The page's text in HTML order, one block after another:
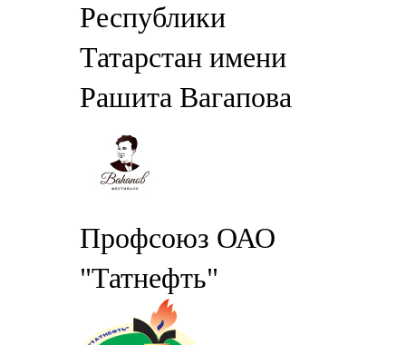
Республики
Татарстан имени
Рашита Вагапова
Профсоюз ОАО
"Татнефть"